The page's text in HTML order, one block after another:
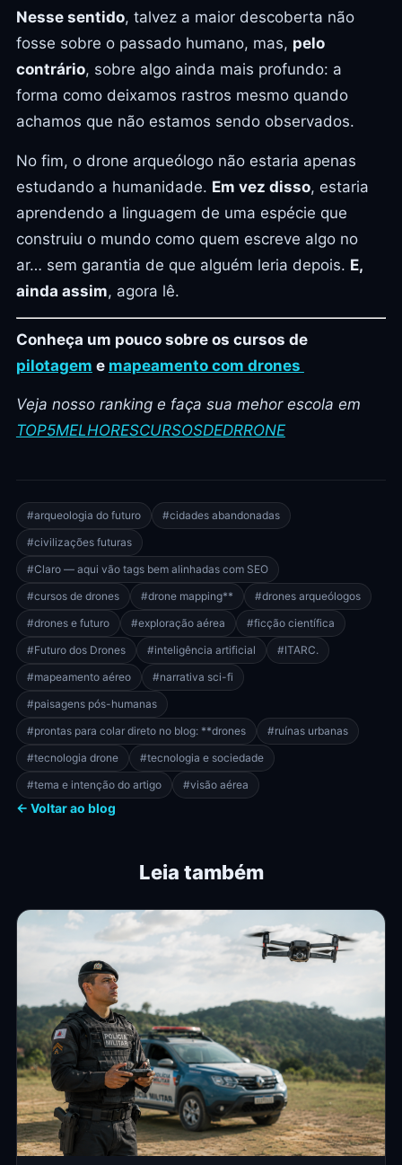
Nesse sentido, talvez a maior descoberta não
fosse sobre o passado humano, mas, pelo
contrário, sobre algo ainda mais profundo: a
forma como deixamos rastros mesmo quando
achamos que não estamos sendo observados.
No fim, o drone arqueólogo não estaria apenas
estudando a humanidade. Em vez disso, estaria
aprendendo a linguagem de uma espécie que
construiu o mundo como quem escreve algo no
ar… sem garantia de que alguém leria depois. E,
ainda assim, agora lê.
Conheça um pouco sobre os cursos de
pilotagem e mapeamento com drones
Veja nosso ranking e faça sua mehor escola em
TOP5MELHORESCURSOSDEDRRONE
#arqueologia do futuro
#cidades abandonadas
#civilizações futuras
#Claro — aqui vão tags bem alinhadas com SEO
#cursos de drones
#drone mapping**
#drones arqueólogos
#drones e futuro
#exploração aérea
#ficção científica
#Futuro dos Drones
#inteligência artificial
#ITARC.
#mapeamento aéreo
#narrativa sci-fi
#paisagens pós-humanas
#prontas para colar direto no blog: **drones
#ruínas urbanas
#tecnologia drone
#tecnologia e sociedade
#tema e intenção do artigo
#visão aérea
← Voltar ao blog
Leia também